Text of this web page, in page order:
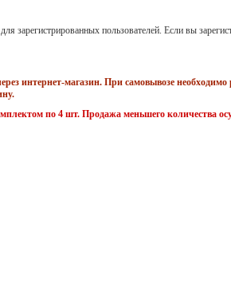
зарегистрированных пользователей. Если вы
интернет-магазин. При самовывозе
по 4 шт. Продажа меньшего количества